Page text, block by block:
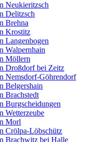
Neukieritzsch
Delitzsch
Brehna
Krostitz
Langenbogen
Walpernhain
Möllern
Droßdorf bei Zeitz
Nemsdorf-Göhrendorf
Belgershain
Brachstedt
Burgscheidungen
Wetterzeube
Morl
Crölpa-Löbschütz
Brachwitz bei Halle